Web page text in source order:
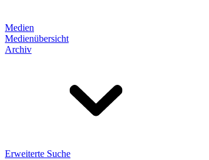
Medien
Medienübersicht
Archiv
Erweiterte Suche